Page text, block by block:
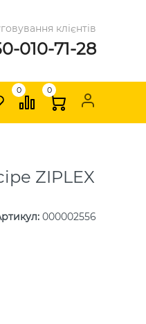
клієнтів
010-71-28
0 0
ZIPLEX
: 000002556